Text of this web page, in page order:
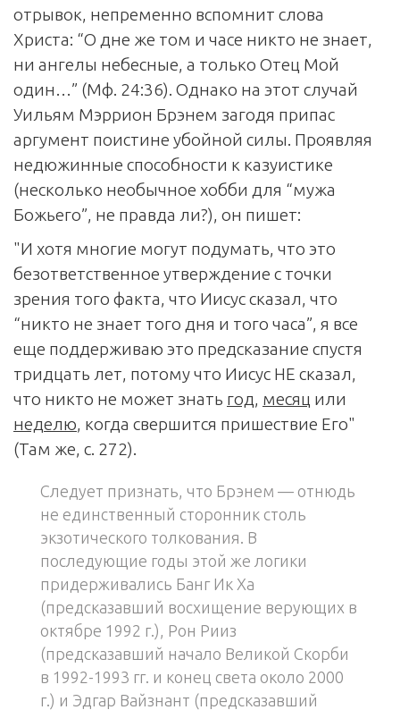
отрывок, непременно вспомнит слова
Христа: “О дне же том и часе никто не знает,
ни ангелы небесные, а только Отец Мой
один…” (Мф. 24:36). Однако на этот случай
Уильям Мэррион Брэнем загодя припас
аргумент поистине убойной силы. Проявляя
недюжинные способности к казуистике
(несколько необычное хобби для “мужа
Божьего”, не правда ли?), он пишет:
"И хотя многие могут подумать, что это
безответственное утверждение с точки
зрения того факта, что Иисус сказал, что
“никто не знает того дня и того часа”, я все
еще поддерживаю это предсказание спустя
тридцать лет, потому что Иисус НЕ сказал,
что никто не может знать год, месяц или
неделю, когда свершится пришествие Его"
(Там же, с. 272).
Следует признать, что Брэнем — отнюдь
не единственный сторонник столь
экзотического толкования. В
последующие годы этой же логики
придерживались Банг Ик Ха
(предсказавший восхищение верующих в
октябре 1992 г.), Рон Рииз
(предсказавший начало Великой Скорби
в 1992-1993 гг. и конец света около 2000
г.) и Эдгар Вайзнант (предсказавший